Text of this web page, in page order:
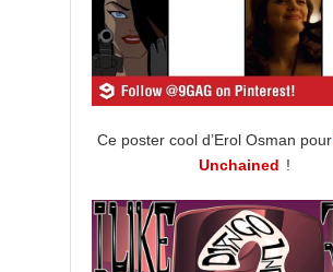
Ce poster cool d’Erol Osman pour
Unchained !